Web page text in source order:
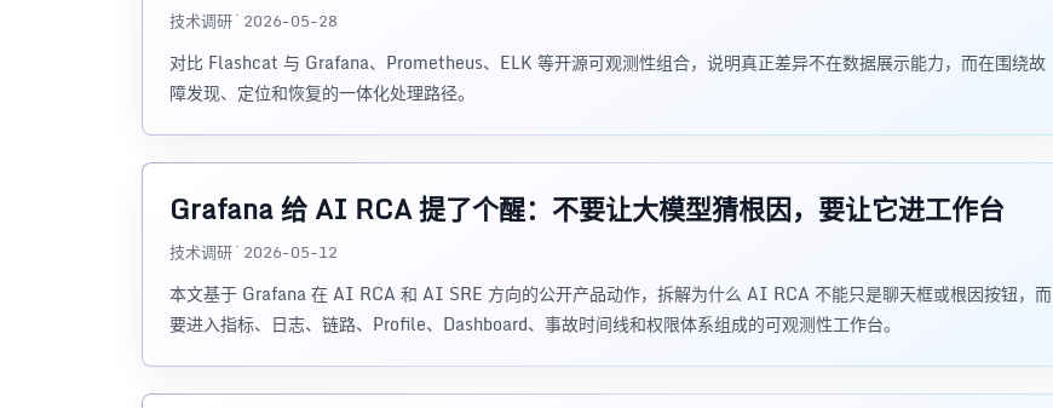
技术调研 · 2026-05-28
对比 Flashcat 与 Grafana、Prometheus、ELK 等开源可观测性组合，说明真正差异不在数据展示能力，而在围绕故
障发现、定位和恢复的一体化处理路径。
Grafana 给 AI RCA 提了个醒：不要让大模型猜根因，要让它进工作台
技术调研 · 2026-05-12
本文基于 Grafana 在 AI RCA 和 AI SRE 方向的公开产品动作，拆解为什么 AI RCA 不能只是聊天框或根因按钮，而
要进入指标、日志、链路、Profile、Dashboard、事故时间线和权限体系组成的可观测性工作台。